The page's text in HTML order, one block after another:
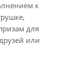
к
для
или